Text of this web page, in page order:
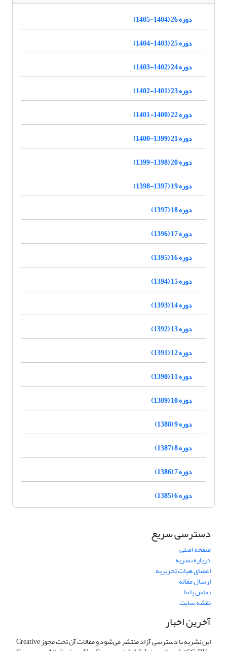
دوره 26 (1404-1405)
دوره 25 (1403-1404)
دوره 24 (1402-1403)
دوره 23 (1401-1402)
دوره 22 (1400-1401)
دوره 21 (1399-1400)
دوره 20 (1398-1399)
دوره 19 (1397-1398)
دوره 18 (1397)
دوره 17 (1396)
دوره 16 (1395)
دوره 15 (1394)
دوره 14 (1393)
دوره 13 (1392)
دوره 12 (1391)
دوره 11 (1390)
دوره 10 (1389)
دوره 9 (1388)
دوره 8 (1387)
دوره 7 (1386)
دوره 6 (1385)
دسترسی سریع
صفحه اصلی
درباره نشریه
اعضای هیات تحریریه
ارسال مقاله
تماس با ما
نقشه سایت
آخرین اخبار
این نشریه با دسترسی آزاد منتشر می‌شود و مقالات آن تحت مجوز Creative